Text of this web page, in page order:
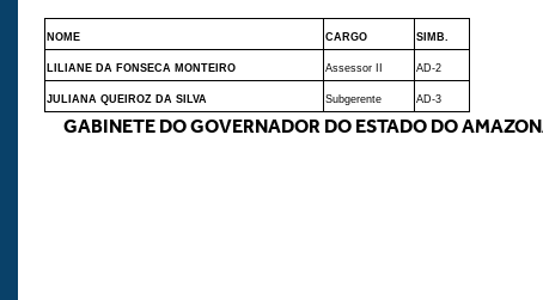
NOME CARGO SIMB.
LILIANE DA FONSECA MONTEIRO Assessor II AD-2
JULIANA QUEIROZ DA SILVA Subgerente AD-3
GABINETE DO GOVERNADOR DO ESTADO DO